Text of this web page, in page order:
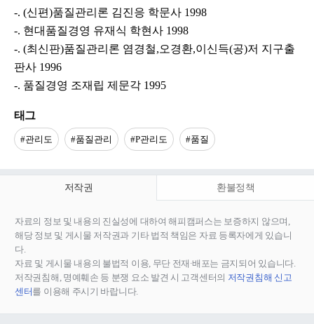
-. (신편)품질관리론 김진응 학문사 1998
-. 현대품질경영 유재식 학현사 1998
-. (최신판)품질관리론 염경철,오경환,이신득(공)저 지구출
판사 1996
-. 품질경영 조재립 제문각 1995
태그
#관리도 #품질관리 #P관리도 #품질
저작권 환불정책
자료의 정보 및 내용의 진실성에 대하여 해피캠퍼스는 보증하지 않으며,
해당 정보 및 게시물 저작권과 기타 법적 책임은 자료 등록자에게 있습니
다.
자료 및 게시물 내용의 불법적 이용, 무단 전재∙배포는 금지되어 있습니다.
저작권침해, 명예훼손 등 분쟁 요소 발견 시 고객센터의 저작권침해 신고
센터를 이용해 주시기 바랍니다.